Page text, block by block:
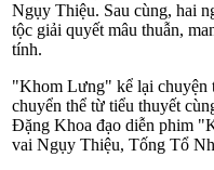
Ngụy Thiệu. Sau cùng, hai
tộc giải quyết mâu thuẫn,
tính.
"Khom Lưng" kể lại chuyện
chuyển thể từ tiểu thuyết
Đặng Khoa đạo diễn phim
vai Ngụy Thiệu, Tống Tổ